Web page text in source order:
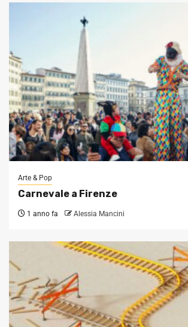
Arte & Pop
Carnevale a Firenze
1 anno fa Alessia Mancini